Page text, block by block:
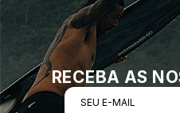
RECEBA AS
SEU E-MAIL